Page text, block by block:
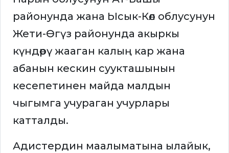
районунда жана Ысык-Көл облусунун
Жети-Өгүз районунда акыркы
күндөрү жааган калың кар жана
абанын кескин суукташынын
кесепетинен майда малдын
чыгымга учураган учурлары
катталды.
Адистердин маалыматына ылайык,